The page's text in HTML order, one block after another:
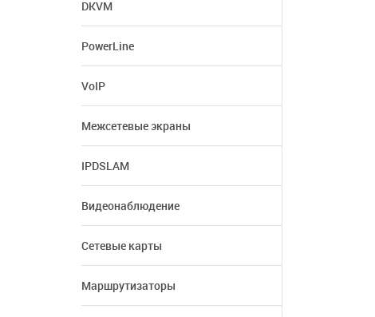
DKVM
PowerLine
VoIP
Межсетевые экраны
IPDSLAM
Видеонаблюдение
Сетевые карты
Маршрутизаторы